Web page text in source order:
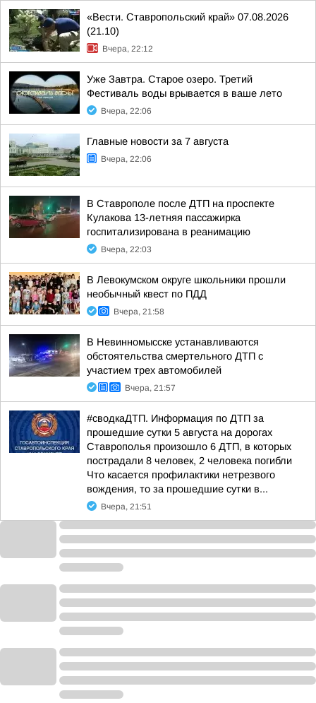
«Вести. Ставропольский край» 07.08.2026
(21.10)
Вчера, 22:12
Уже Завтра. Старое озеро. Третий
Фестиваль воды врывается в ваше лето
Вчера, 22:06
Главные новости за 7 августа
Вчера, 22:06
В Ставрополе после ДТП на проспекте
Кулакова 13-летняя пассажирка
госпитализирована в реанимацию
Вчера, 22:03
В Левокумском округе школьники прошли
необычный квест по ПДД
Вчера, 21:58
В Невинномысске устанавливаются
обстоятельства смертельного ДТП с
участием трех автомобилей
Вчера, 21:57
#сводкаДТП. Информация по ДТП за
прошедшие сутки 5 августа на дорогах
Ставрополья произошло 6 ДТП, в которых
пострадали 8 человек, 2 человека погибли
Что касается профилактики нетрезвого
вождения, то за прошедшие сутки в...
Вчера, 21:51